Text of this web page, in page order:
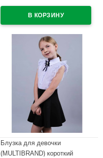
32/128-40/152
Блузка для девочки
(MULTIBRAND) короткий